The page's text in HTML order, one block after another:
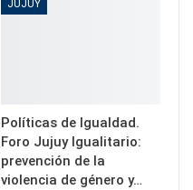
JUJUY
Políticas de Igualdad.
Foro Jujuy Igualitario:
prevención de la
violencia de género y…